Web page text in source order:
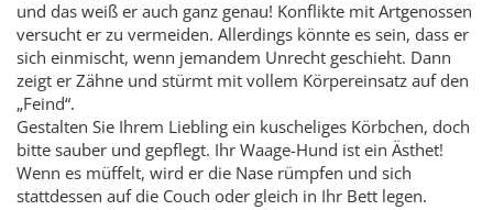
und das weiß er auch ganz genau! Konflikte mit Artgenossen
versucht er zu vermeiden. Allerdings könnte es sein, dass er
sich einmischt, wenn jemandem Unrecht geschieht. Dann
zeigt er Zähne und stürmt mit vollem Körpereinsatz auf den
„Feind“.
Gestalten Sie Ihrem Liebling ein kuscheliges Körbchen, doch
bitte sauber und gepflegt. Ihr Waage-Hund ist ein Ästhet!
Wenn es müffelt, wird er die Nase rümpfen und sich
stattdessen auf die Couch oder gleich in Ihr Bett legen.